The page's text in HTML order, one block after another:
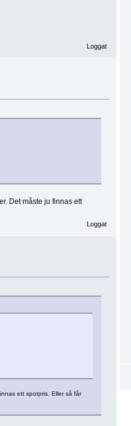
Loggat
Det måste ju finnas ett
Loggat
ett spotpris. Eller så får